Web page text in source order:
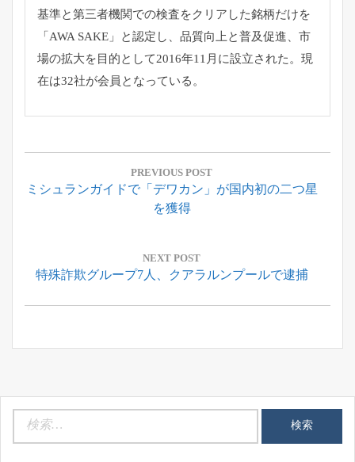
基準と第三者機関での検査をクリアした銘柄だけを
「AWA SAKE」と認定し、品質向上と普及促進、市
場の拡大を目的として2016年11月に設立された。現
在は32社が会員となっている。
投
ナ
シ
ョ
PREVIOUS POST
Previous
ミシュランガイドで「デワカン」が国内初の二つ星
を獲得
NEXT POST
Next
特殊詐欺グループ7人、クアラルンプールで逮捕